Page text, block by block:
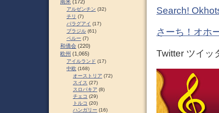
Search!
さーち！オホ
Twitter ツイッ
南米 (172)
アルゼンチン (32)
チリ (7)
パラグアイ (17)
ブラジル (61)
ペルー (7)
和僑会 (220)
欧州 (1,065)
アイルランド (17)
中欧 (168)
オーストリア (72)
スイス (27)
スロパキア (8)
チェコ (29)
トルコ (20)
ハンガリー (16)